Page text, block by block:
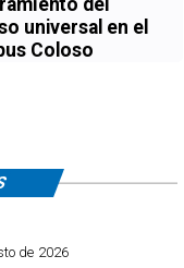
universal en el
Coloso
de 2026